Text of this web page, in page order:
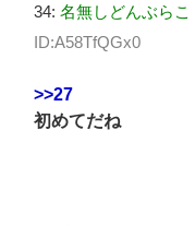
34: 名無しどんぶらこ
ID:A58TfQGx0
>>27
初めてだね